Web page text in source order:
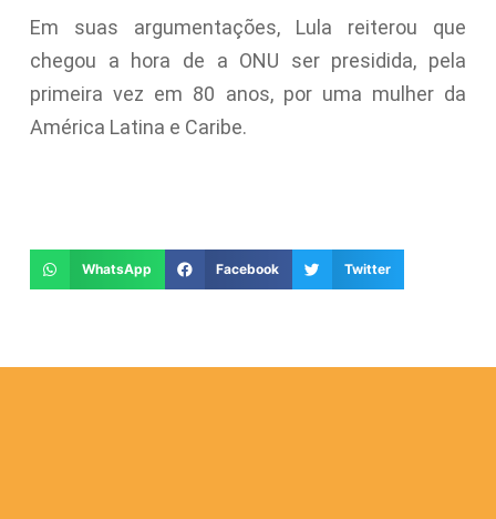
Em suas argumentações, Lula reiterou que
chegou a hora de a ONU ser presidida, pela
primeira vez em 80 anos, por uma mulher da
América Latina e Caribe.
WhatsApp Facebook Twitter